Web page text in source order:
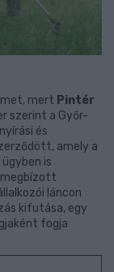
mert Pintér
szerint a Győr-
és
amely a
is
láncon
kifutása, egy
fogja